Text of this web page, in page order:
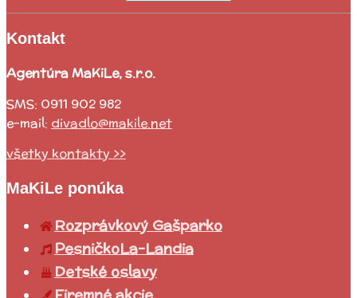
Kontakt
Agentúra MaKiLe, s.r.o.
SMS: 0911 902 982
e-mail: divadlo@makile.net
všetky kontakty >>
MaKiLe ponúka
Rozprávkový Gašparko
PesničkoLa-Landia
Detské oslavy